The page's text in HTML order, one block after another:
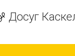
Досуг